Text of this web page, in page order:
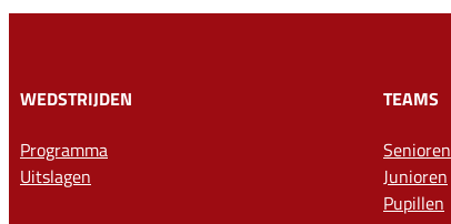
WEDSTRIJDEN
Programma
Uitslagen
TEAMS
Senioren
Junioren
Pupillen